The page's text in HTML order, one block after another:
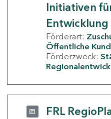
Initiativen
Entwicklung
Förderart:
Öffentliche
Förderzweck:
FRL